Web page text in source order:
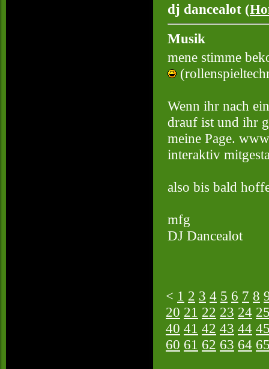
dj dancealot (
Musik
mene stimme
Wenn ihr nach
drauf ist und ihr
meine Page.
interaktiv
also bis bald
mfg
DJ Dancealot
< 1 2 3 4 5 6 7 8
20 21 22 23 24
40 41 42 43 44
60 61 62 63 64